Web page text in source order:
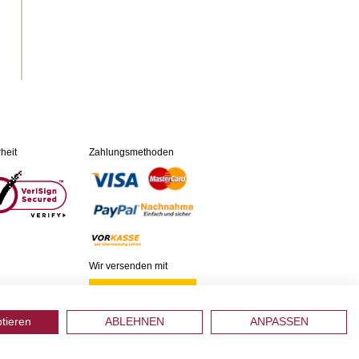
Zahlungsmethoden
Wir versenden mit
ABLEHNEN ANPASSEN